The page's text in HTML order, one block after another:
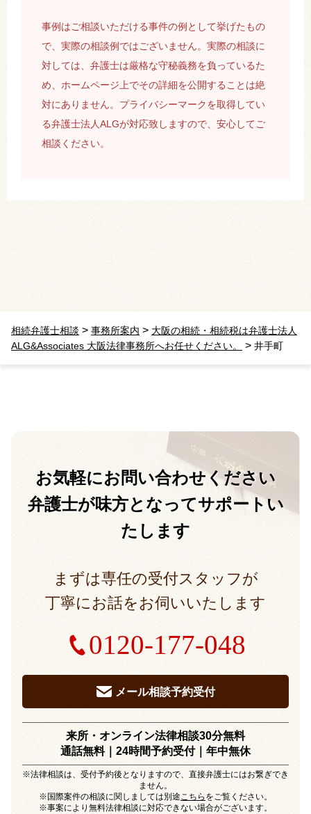
事例はご相談いただける事件の例として挙げたもの
で、実際の相談例ではございません。実際の相談に
対しては、弁護士は厳格な守秘義務を負っているた
め、ホームページ上でその詳細を公開することは絶
対にありません。プライバシーマークを取得してい
る弁護士法人ALGが対応致しますので、安心してご
相談ください。
相続弁護士相談 > 事務所案内 > 大阪の相続・相続税は弁護士法人
ALG&Associates 大阪法律事務所へお任せください。
> 井手町
お気軽にお問い合わせください
弁護士が味方となってサポートい
たします
まずは専任の受付スタッフが
丁寧にお話をお伺いいたします
0120-177-048
メール相談予約受付
来所・オンライン法律相談30分無料
通話無料｜24時間予約受付｜年中無休
※法律相談は、受付予約後となりますので、直接弁護士にはお繋ぎでき
ません。
※国際案件の相談に関しましては別途こちら をご覧ください。
※事案により無料法律相談に対応できない場合がございます。